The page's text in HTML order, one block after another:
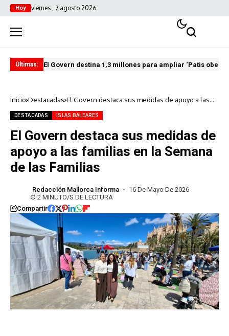
Hoy viernes , 7 agosto 2026
Últimas: El Govern destina 1,3 millones para ampliar ‘Patis
Inicio Destacadas El Govern destaca sus medidas de apoyo a las
DESTACADAS ISLAS BALEARES
El Govern destaca sus medidas de
apoyo a las familias en la Semana
de las Familias
Redacción Mallorca Informa
16 De Mayo De 2026
2 MINUTO/S DE LECTURA
Compartir